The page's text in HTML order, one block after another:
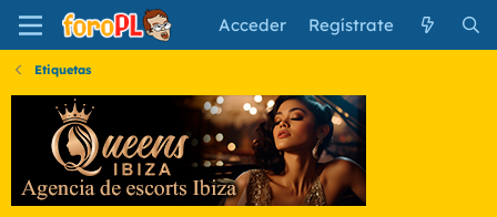
Acceder Regístrate
Etiquetas